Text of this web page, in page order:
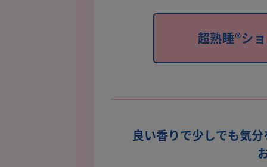
超熟睡®シ
良い香りで少しでも気